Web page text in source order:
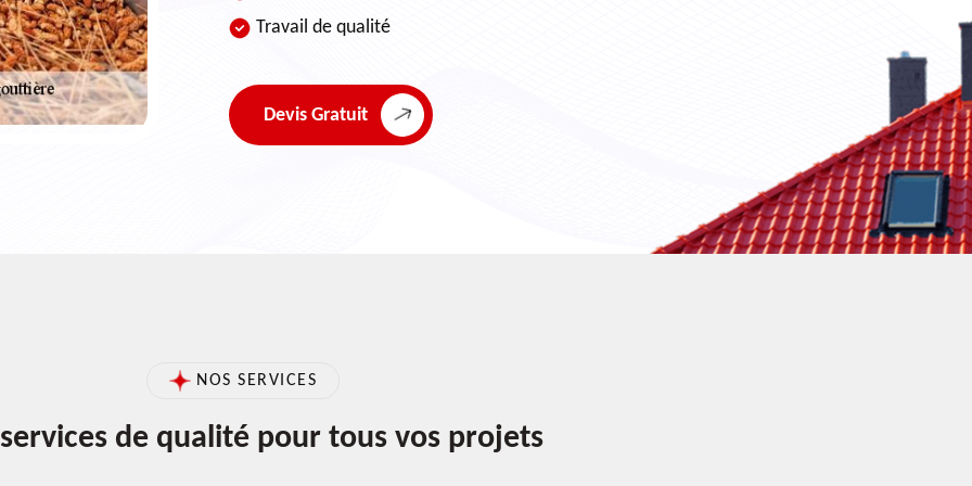
Travail de qualité
Devis Gratuit
NOS SERVICES
de qualité pour tous vos projets